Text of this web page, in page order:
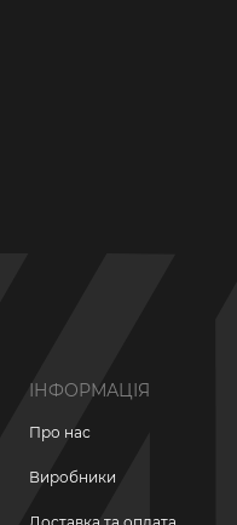
ІНФОРМАЦІЯ
Про нас
Виробники